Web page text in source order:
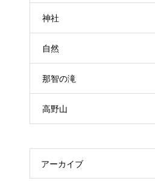
神社
自然
那智の滝
高野山
アーカイブ